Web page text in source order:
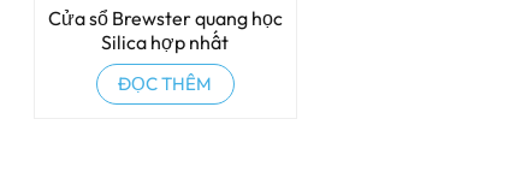
Cửa sổ Brewster quang học
Silica hợp nhất
ĐỌC THÊM